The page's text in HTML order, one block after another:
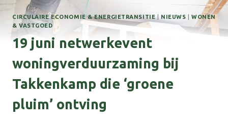
CIRCULAIRE ECONOMIE & ENERGIETRANSITIE NIEUWS |WONEN
& VASTGOED
19 juni netwerkevent
woningverduurzaming bij
Takkenkamp die ‘groene
pluim’ ontving